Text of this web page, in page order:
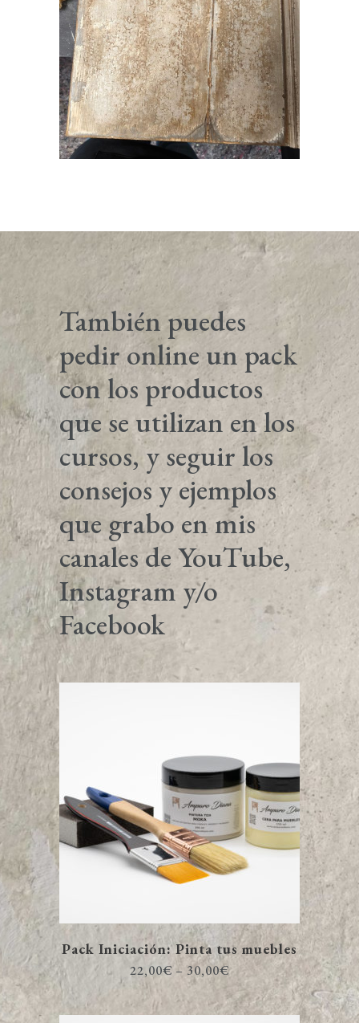
También puedes
pedir online un pack
con los productos
que se utilizan en los
cursos, y seguir los
consejos y ejemplos
que grabo en mis
canales de YouTube,
Instagram y/o
Facebook
Pack Iniciación: Pinta tus muebles
22,00€ – 30,00€